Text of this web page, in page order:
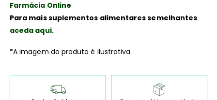
Farmácia Online
Para mais suplementos alimentares semelhantes
aceda aqui.
*A imagem do produto é ilustrativa.